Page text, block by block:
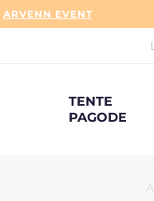
ARVENN EVENT
TENTE
PAGODE